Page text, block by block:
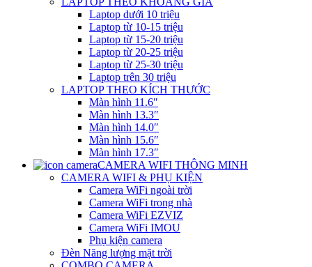
Laptop dưới 10 triệu
Laptop từ 10-15 triệu
Laptop từ 15-20 triệu
Laptop từ 20-25 triệu
Laptop từ 25-30 triệu
Laptop trên 30 triệu
LAPTOP THEO KÍCH THƯỚC
Màn hình 11.6″
Màn hình 13.3″
Màn hình 14.0″
Màn hình 15.6″
Màn hình 17.3″
CAMERA WIFI THÔNG MINH
CAMERA WIFI & PHỤ KIỆN
Camera WiFi ngoài trời
Camera WiFi trong nhà
Camera WiFi EZVIZ
Camera WiFi IMOU
Phụ kiện camera
Đèn Năng lượng mặt trời